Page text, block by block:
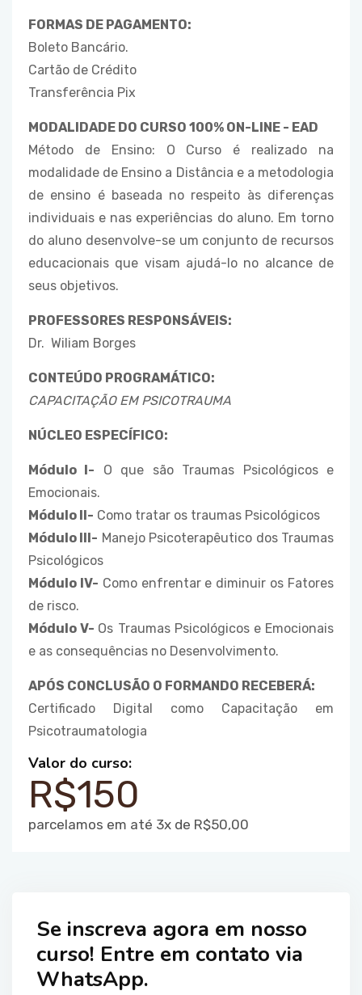
FORMAS DE PAGAMENTO:
Boleto Bancário.
Cartão de Crédito
Transferência Pix
MODALIDADE DO CURSO 100% ON-LINE - EAD
Método de Ensino: O Curso é realizado na
modalidade de Ensino a Distância e a metodologia
de ensino é baseada no respeito às diferenças
individuais e nas experiências do aluno. Em torno
do aluno desenvolve-se um conjunto de recursos
educacionais que visam ajudá-lo no alcance de
seus objetivos.
PROFESSORES RESPONSÁVEIS:
Dr. Wiliam Borges
CONTEÚDO PROGRAMÁTICO:
CAPACITAÇÃO EM PSICOTRAUMA
NÚCLEO ESPECÍFICO:
Módulo I- O que são Traumas Psicológicos e
Emocionais.
Módulo II- Como tratar os traumas Psicológicos
Módulo III- Manejo Psicoterapêutico dos Traumas
Psicológicos
Módulo IV- Como enfrentar e diminuir os Fatores
de risco.
Módulo V- Os Traumas Psicológicos e Emocionais
e as consequências no Desenvolvimento.
APÓS CONCLUSÃO O FORMANDO RECEBERÁ:
Certificado Digital como Capacitação em
Psicotraumatologia
Valor do curso:
R$150
parcelamos em até 3x de R$50,00
Se inscreva agora em nosso
curso! Entre em contato via
WhatsApp.